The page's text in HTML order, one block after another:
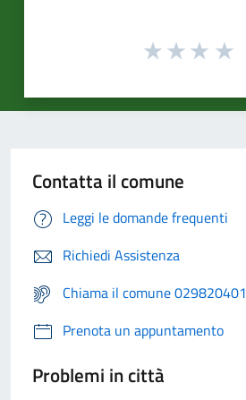
Contatta il comune
Leggi le domande frequenti
Richiedi Assistenza
Chiama il comune 029820401
Prenota un appuntamento
Problemi in città